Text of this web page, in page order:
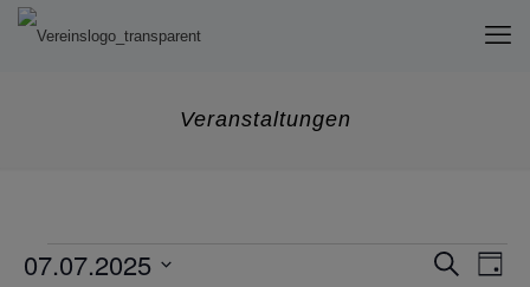
Veranstaltungen
Veranstaltungen
SucheTag
07.07.2025